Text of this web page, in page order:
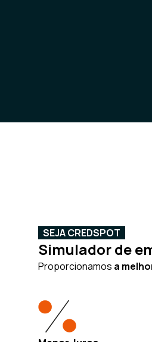
SEJA CREDSPOT
Simulador de
Proporcionamos a